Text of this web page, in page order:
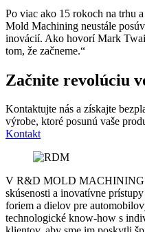
Po viac ako 15 rokoch na trhu
Mold Machining neustále
inovácií. Ako hovorí Mark
tom, že začneme.“
Začnite revolúciu
Kontaktujte nás a získajte
výrobe, ktoré posunú vaše
Kontakt
V R&D MOLD MACHINING
skúsenosti a inovatívne
foriem a dielov pre
technologické know-how s